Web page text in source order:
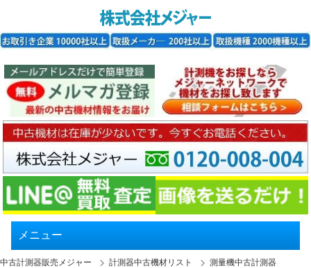
メニュー
中古計測器販売メジャー 計測器中古機材リスト
測量機中古計測器